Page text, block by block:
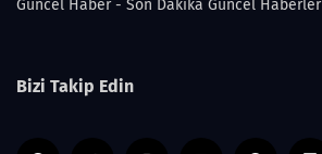
Guncel Haber - Son Dakika Güncel Haberler
Bizi Takip Edin